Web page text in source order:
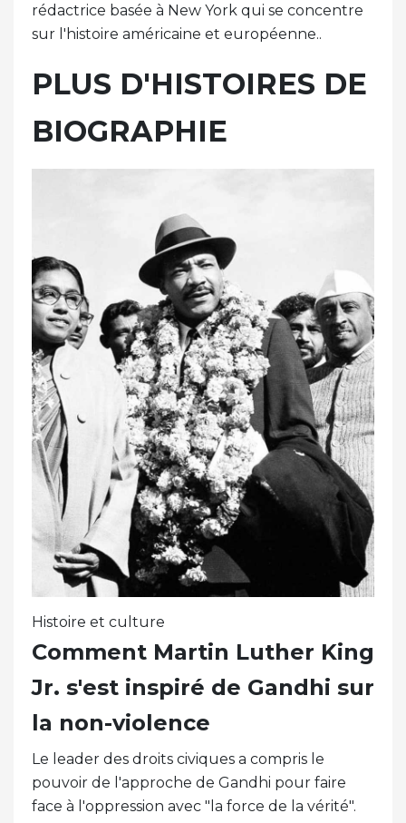
rédactrice basée à New York qui se concentre
sur l'histoire américaine et européenne..
PLUS D'HISTOIRES DE
BIOGRAPHIE
Histoire et culture
Comment Martin Luther King
Jr. s'est inspiré de Gandhi sur
la non-violence
Le leader des droits civiques a compris le
pouvoir de l'approche de Gandhi pour faire
face à l'oppression avec "la force de la vérité".